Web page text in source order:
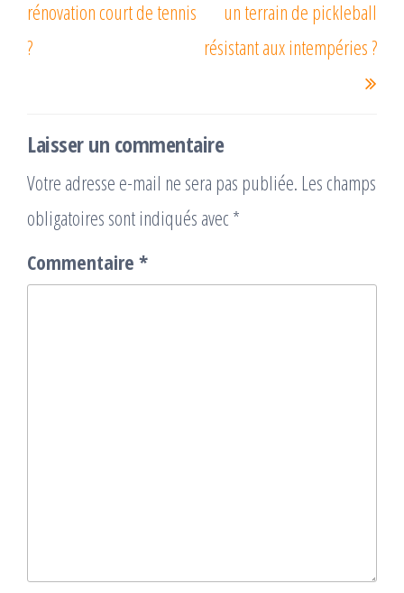
rénovation court de tennis
?
un terrain de pickleball
résistant aux intempéries ?
Laisser un commentaire
Votre adresse e-mail ne sera pas publiée. Les champs
obligatoires sont indiqués avec *
Commentaire *